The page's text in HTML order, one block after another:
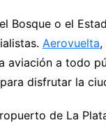
Bosque o el
Aerovuelta,
aviación a todo
disfrutar la
de La